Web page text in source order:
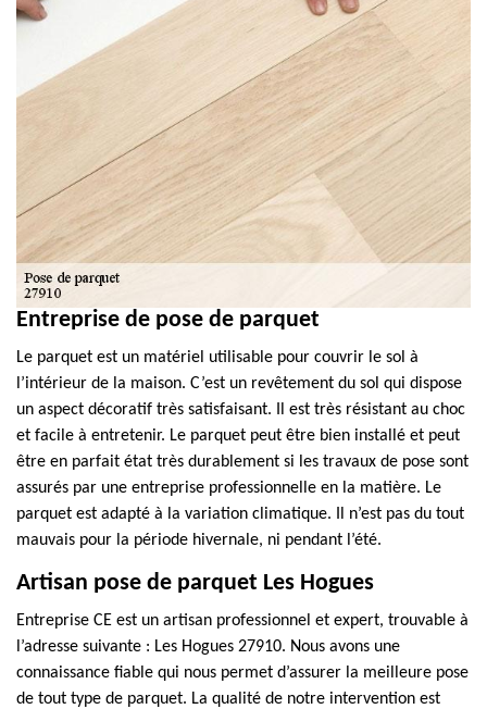
Entreprise de pose de parquet
Le parquet est un matériel utilisable pour couvrir le sol à
l’intérieur de la maison. C’est un revêtement du sol qui dispose
un aspect décoratif très satisfaisant. Il est très résistant au choc
et facile à entretenir. Le parquet peut être bien installé et peut
être en parfait état très durablement si les travaux de pose sont
assurés par une entreprise professionnelle en la matière. Le
parquet est adapté à la variation climatique. Il n’est pas du tout
mauvais pour la période hivernale, ni pendant l’été.
Artisan pose de parquet Les Hogues
Entreprise CE est un artisan professionnel et expert, trouvable à
l’adresse suivante : Les Hogues 27910. Nous avons une
connaissance fiable qui nous permet d’assurer la meilleure pose
de tout type de parquet. La qualité de notre intervention est